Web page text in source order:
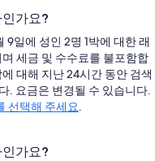
가요?
일에 성인 2명 1박에 대한 래
세금 및 수수료를 불포함합
대해 지난 24시간 동안 검색
. 요금은 변경될 수 있습니다.
선택해 주세요.
가요?